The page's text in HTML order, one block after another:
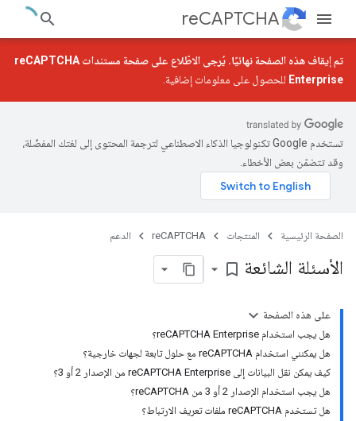
reCAPTCHA
تم إيقاف هذه الصفحة نهائيًا. يُرجى الاطّلاع على
صفحة مستندات reCAPTCHA
Enterprise للحصول على معلومات إضافية.
تستخدم Google تكنولوجيا الذكاء الاصطناعي لترجمة المحتوى إلى لغتك المفضّلة،
وقد تتضمّن بعض الأخطاء.
الصفحة الرئيسية المنتجات reCAPTCHA الدعم
الأسئلة الشائعة bookmark_border
على هذه الصفحة
هل يجب استخدام reCAPTCHA Enterprise؟
هل يمكنني استخدام reCAPTCHA مع حلول تابعة لجهات خارجية؟
كيف يمكن نقل البيانات إلى reCAPTCHA Enterprise من الإصدار 2 أو 3؟
هل يجب استخدام الإصدار 2 أو 3 من reCAPTCHA؟
هل تستخدم reCAPTCHA ملفات تعريف الارتباط؟